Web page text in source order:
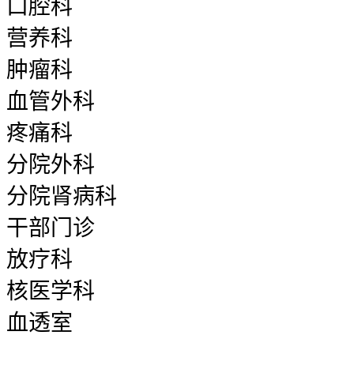
口腔科
营养科
肿瘤科
血管外科
疼痛科
分院外科
分院肾病科
干部门诊
放疗科
核医学科
血透室